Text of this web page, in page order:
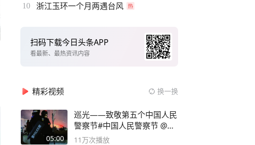
10 浙江玉环一个月两遇台风
扫码下载今日头条APP
看最新、最热资讯内容
精彩视频 换一换
05:00
巡光——致敬第五个中国人民
警察节#中国人民警察节 @抖
音小助手
11万次播放